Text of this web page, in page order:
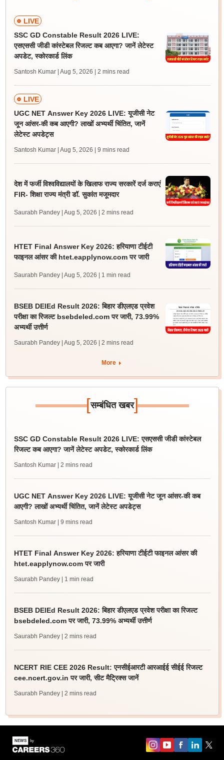
LIVE
SSC GD Constable Result 2026 LIVE:
एसएससी जीडी कांस्टेबल रिजल्ट कब आएगा? जानें लेटेस्ट
अपडेट, स्कोरकार्ड लिंक
Santosh Kumar | Aug 5, 2026 | 2 mins read
LIVE
UGC NET Answer Key 2026 LIVE: यूजीसी नेट
जून आंसर-की कब आएगी? लाखों अभ्यर्थी चिंतित, जानें
लेटेस्ट अपडेट्स
Santosh Kumar | Aug 5, 2026 | 9 mins read
देश में फर्जी विश्वविद्यालयों के खिलाफ राज्य सरकारें दर्ज कराएं
FIR- शिक्षा राज्य मंत्री डॉ. सुकांत मजूमदार
Saurabh Pandey | Aug 5, 2026 | 2 mins read
HTET Final Answer Key 2026: हरियाणा टीईटी
फाइनल आंसर की htet.eapplynow.com पर जारी
Saurabh Pandey | Aug 5, 2026 | 1 min read
BSEB DElEd Result 2026: बिहार डीएलएड प्रवेश
परीक्षा का रिजल्ट bsebdeled.com पर जारी, 73.99%
अभ्यर्थी उत्तीर्ण
Saurabh Pandey | Aug 5, 2026 | 2 mins read
More
[सम्बंधित खबर]
SSC GD Constable Result 2026 LIVE: एसएससी जीडी कांस्टेबल
रिजल्ट कब आएगा? जानें लेटेस्ट अपडेट, स्कोरकार्ड लिंक
Santosh Kumar | 2 mins read
UGC NET Answer Key 2026 LIVE: यूजीसी नेट जून आंसर-की कब
आएगी? लाखों अभ्यर्थी चिंतित, जानें लेटेस्ट अपडेट्स
Santosh Kumar | 9 mins read
HTET Final Answer Key 2026: हरियाणा टीईटी फाइनल आंसर की
htet.eapplynow.com पर जारी
Saurabh Pandey | 1 min read
BSEB DElEd Result 2026: बिहार डीएलएड प्रवेश परीक्षा का रिजल्ट
bsebdeled.com पर जारी, 73.99% अभ्यर्थी उत्तीर्ण
Saurabh Pandey | 2 mins read
NCERT RIE CEE 2026 Result: एनसीईआरटी आरआईई सीईई रिजल्ट
cee.ncert.gov.in पर जारी, सीट मैट्रिक्स जानें
Saurabh Pandey | 2 mins read